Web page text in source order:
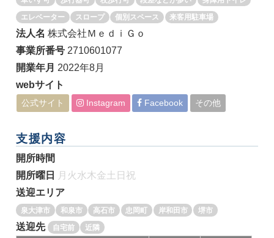
エレベーター
スロープ 個別スペース 来客用駐車場
法人名 株式会社ＭｅｄｉＧｏ
事業所番号 2710601077
開業年月 2022年8月
webサイト
公式サイト Instagram Facebook その他
支援内容
開所時間
開所曜日
月 火 水 木金土 日 祝
送迎エリア
泉大津市 和泉市 高石市 忠岡町 岸和田市 堺市
送迎先 自宅前 近隣